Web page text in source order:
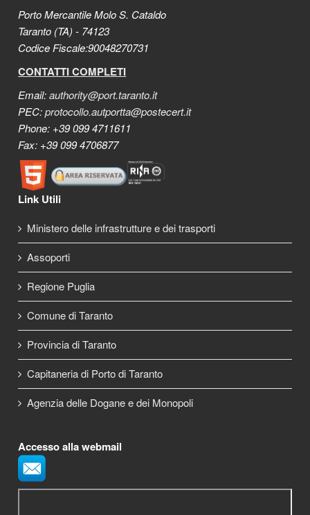
Porto Mercantile Molo S. Cataldo
Taranto (TA) - 74123
Codice Fiscale:90048270731
CONTATTI COMPLETI
Email:authority@port.taranto.it
PEC:protocollo.autportta@postecert.it
Phone: +39 099 4711611
Fax: +39 099 4706877
Link Utili
Ministero delle infrastrutture e dei trasporti
Assoporti
Regione Puglia
Comune di Taranto
Provincia di Taranto
Capitaneria di Porto di Taranto
Agenzia delle Dogane e dei Monopoli
Accesso alla webmail